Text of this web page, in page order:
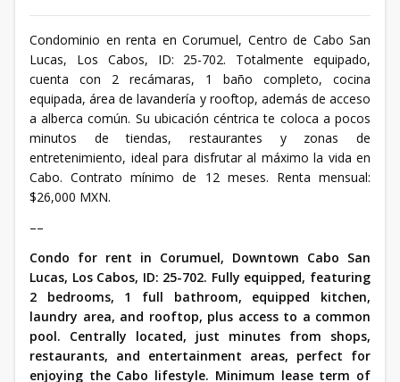
Condominio en renta en Corumuel, Centro de Cabo San
Lucas, Los Cabos, ID: 25-702. Totalmente equipado,
cuenta con 2 recámaras, 1 baño completo, cocina
equipada, área de lavandería y rooftop, además de acceso
a alberca común. Su ubicación céntrica te coloca a pocos
minutos de tiendas, restaurantes y zonas de
entretenimiento, ideal para disfrutar al máximo la vida en
Cabo. Contrato mínimo de 12 meses. Renta mensual:
$26,000 MXN.
––
Condo for rent in Corumuel, Downtown Cabo San
Lucas, Los Cabos, ID: 25-702. Fully equipped, featuring
2 bedrooms, 1 full bathroom, equipped kitchen,
laundry area, and rooftop, plus access to a common
pool. Centrally located, just minutes from shops,
restaurants, and entertainment areas, perfect for
enjoying the Cabo lifestyle. Minimum lease term of